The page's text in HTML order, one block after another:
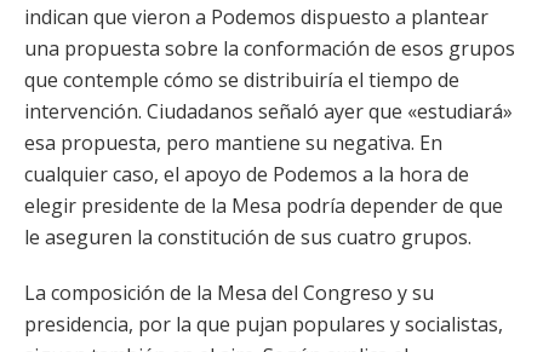
indican que vieron a Podemos dispuesto a plantear
una propuesta sobre la conformación de esos grupos
que contemple cómo se distribuiría el tiempo de
intervención. Ciudadanos señaló ayer que «estudiará»
esa propuesta, pero mantiene su negativa. En
cualquier caso, el apoyo de Podemos a la hora de
elegir presidente de la Mesa podría depender de que
le aseguren la constitución de sus cuatro grupos.
La composición de la Mesa del Congreso y su
presidencia, por la que pujan populares y socialistas,